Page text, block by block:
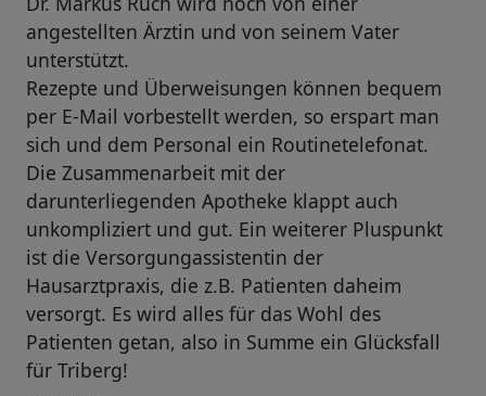
angestellten Ärztin und von seinem Vater
unterstützt.
Rezepte und Überweisungen können bequem
per E-Mail vorbestellt werden, so erspart man
sich und dem Personal ein Routinetelefonat.
Die Zusammenarbeit mit der
darunterliegenden Apotheke klappt auch
unkompliziert und gut. Ein weiterer Pluspunkt
ist die Versorgungassistentin der
Hausarztpraxis, die z.B. Patienten daheim
versorgt. Es wird alles für das Wohl des
Patienten getan, also in Summe ein Glücksfall
für Triberg!